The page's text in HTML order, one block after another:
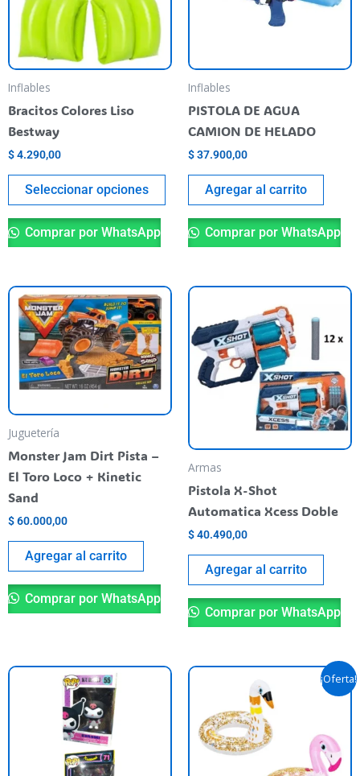
Inflables
Bracitos Colores Liso
Bestway
$4.290,00
Seleccionar opciones
se
pueden
elegir
producto
Comprar por WhatsApp
Inflables
PISTOLA DE AGUA
CAMION DE HELADO
$37.900,00
Agregar al carrito
Comprar por WhatsApp
Juguetería
Monster Jam Dirt Pista –
El Toro Loco + Kinetic
Sand
$60.000,00
Agregar al carrito
Comprar por WhatsApp
Armas
Pistola X-Shot
Automatica Xcess Doble
$40.490,00
Agregar al carrito
Comprar por WhatsApp
Este
varias
variantes.
¡Oferta!
El
precio
original
era:
$ 19.500,00.
El
precio
actual